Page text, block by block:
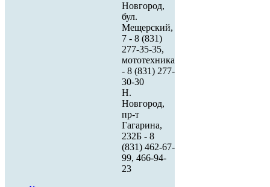
Новгород,
бул.
Мещерский,
7 - 8 (831)
277-35-35,
мототехника
- 8 (831) 277-
30-30
Н.
Новгород,
пр-т
Гагарина,
232Б - 8
(831) 462-67-
99, 466-94-
23